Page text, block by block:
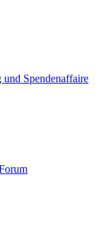
Spendenaffaire